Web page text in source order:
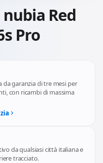
Red
Pro
garanzia di tre mesi per
con ricambi di massima
da qualsiasi città italiana e
tracciato.